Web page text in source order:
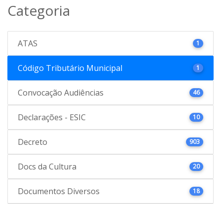
Categoria
ATAS 1
Código Tributário Municipal 1
Convocação Audiências 46
Declarações - ESIC 10
Decreto 903
Docs da Cultura 20
Documentos Diversos 18